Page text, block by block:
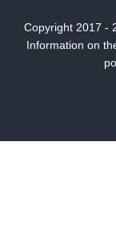
ミステリー
Copyright 2017 -
Information on